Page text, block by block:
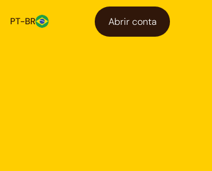
PT-BR Abrir conta